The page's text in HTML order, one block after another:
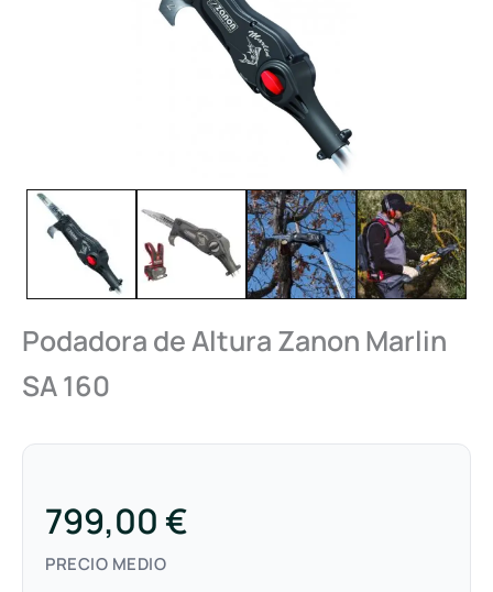
Podadora de Altura Zanon Marlin
SA 160
799,00 €
PRECIO MEDIO